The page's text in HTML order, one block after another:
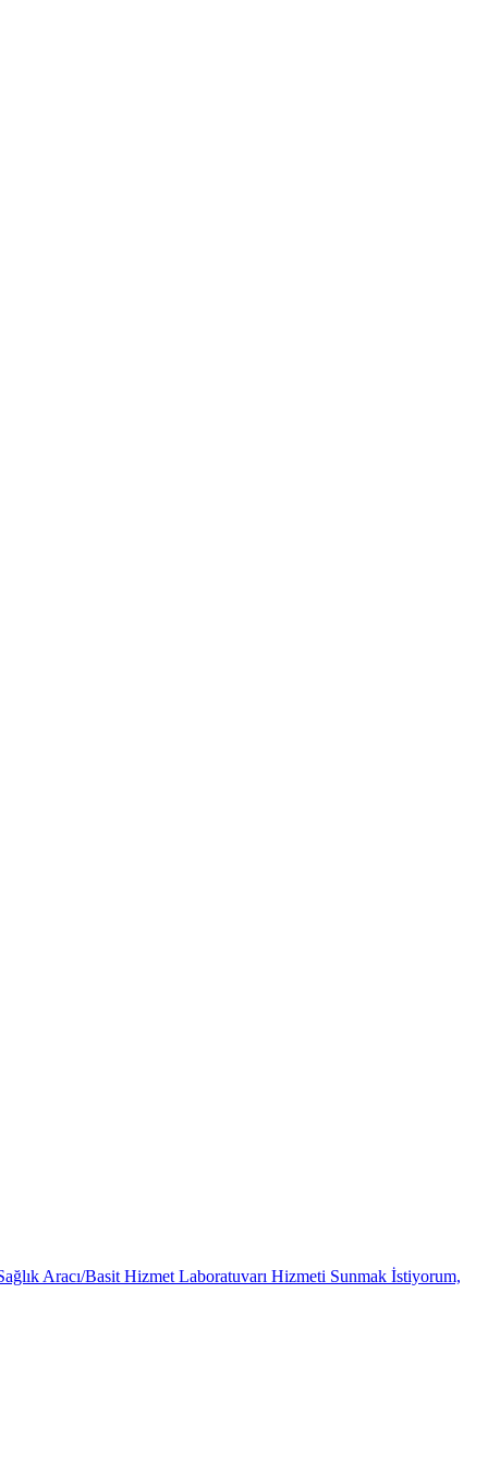
Aracı/Basit Hizmet Laboratuvarı Hizmeti Sunmak İstiyorum,